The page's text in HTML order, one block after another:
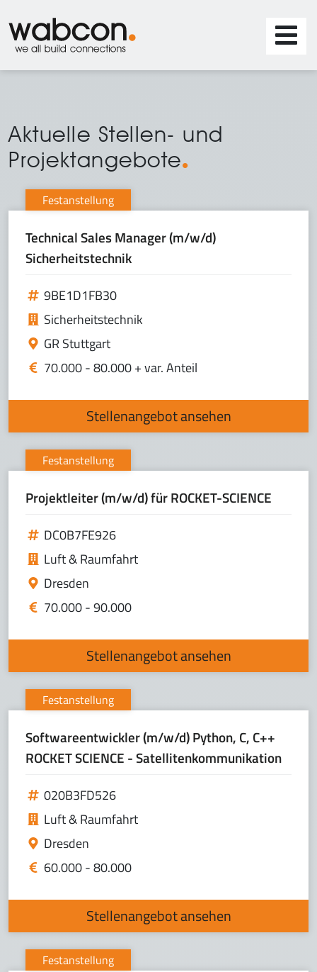
Aktuelle Stellen- und
Projektangebote
Festanstellung
Technical Sales Manager (m/w/d)
Sicherheitstechnik
9BE1D1FB30
Sicherheitstechnik
GR Stuttgart
70.000 - 80.000 + var. Anteil
Stellenangebot ansehen
Festanstellung
Projektleiter (m/w/d) für ROCKET-SCIENCE
DC0B7FE926
Luft & Raumfahrt
Dresden
70.000 - 90.000
Stellenangebot ansehen
Festanstellung
Softwareentwickler (m/w/d) Python, C, C++
ROCKET SCIENCE - Satellitenkommunikation
020B3FD526
Luft & Raumfahrt
Dresden
60.000 - 80.000
Stellenangebot ansehen
Festanstellung